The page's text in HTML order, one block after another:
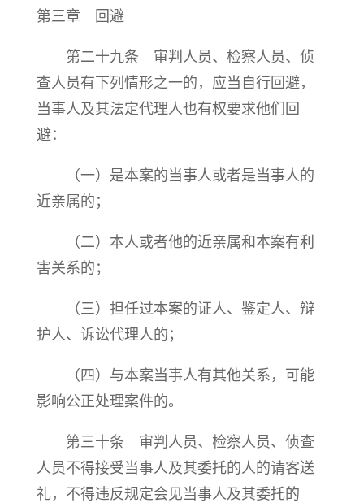
第三章 回避
第二十九条 审判人员、检察人员、侦
查人员有下列情形之一的，应当自行回避，
当事人及其法定代理人也有权要求他们回
避：
（一）是本案的当事人或者是当事人的
近亲属的；
（二）本人或者他的近亲属和本案有利
害关系的；
（三）担任过本案的证人、鉴定人、辩
护人、诉讼代理人的；
（四）与本案当事人有其他关系，可能
影响公正处理案件的。
第三十条 审判人员、检察人员、侦查
人员不得接受当事人及其委托的人的请客送
礼，不得违反规定会见当事人及其委托的